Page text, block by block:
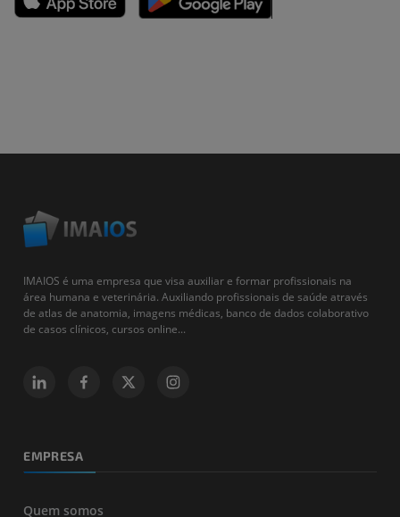
IMAIOS é uma empresa que visa auxiliar e formar profissionais na
área humana e veterinária. Auxiliando profissionais de saúde através
de atlas de anatomia, imagens médicas, banco de dados colaborativo
de casos clínicos, cursos online...
EMPRESA
Quem somos